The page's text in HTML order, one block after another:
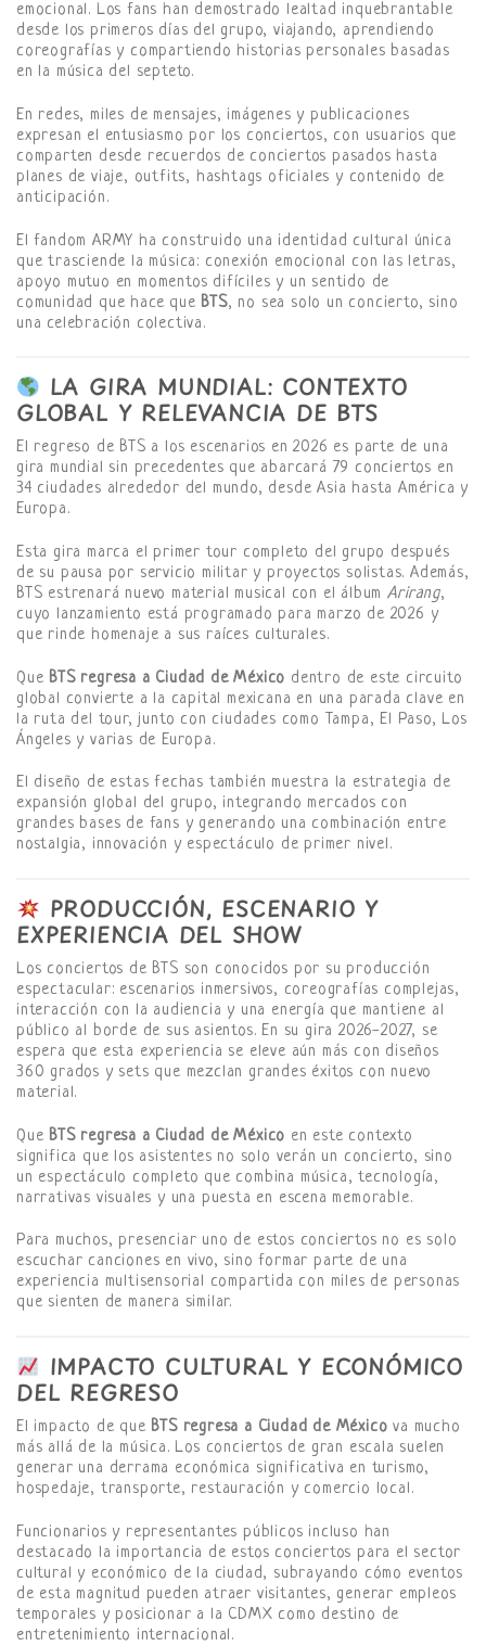
emocional. Los fans han demostrado lealtad inquebrantable
desde los primeros días del grupo, viajando, aprendiendo
coreografías y compartiendo historias personales basadas
en la música del septeto.
En redes, miles de mensajes, imágenes y publicaciones
expresan el entusiasmo por los conciertos, con usuarios que
comparten desde recuerdos de conciertos pasados hasta
planes de viaje, outfits, hashtags oficiales y contenido de
anticipación.
El fandom ARMY ha construido una identidad cultural única
que trasciende la música: conexión emocional con las letras,
apoyo mutuo en momentos difíciles y un sentido de
comunidad que hace que BTS, no sea solo un concierto, sino
una celebración colectiva.
LA GIRA MUNDIAL: CONTEXTO
GLOBAL Y RELEVANCIA DE BTS
El regreso de BTS a los escenarios en 2026 es parte de una
gira mundial sin precedentes que abarcará 79 conciertos en
34 ciudades alrededor del mundo, desde Asia hasta América y
Europa.
Esta gira marca el primer tour completo del grupo después
de su pausa por servicio militar y proyectos solistas. Además,
BTS estrenará nuevo material musical con el álbum Arirang,
cuyo lanzamiento está programado para marzo de 2026 y
que rinde homenaje a sus raíces culturales.
Que BTS regresa a Ciudad de México dentro de este circuito
global convierte a la capital mexicana en una parada clave en
la ruta del tour, junto con ciudades como Tampa, El Paso, Los
Ángeles y varias de Europa.
El diseño de estas fechas también muestra la estrategia de
expansión global del grupo, integrando mercados con
grandes bases de fans y generando una combinación entre
nostalgia, innovación y espectáculo de primer nivel.
PRODUCCIÓN, ESCENARIO Y
EXPERIENCIA DEL SHOW
Los conciertos de BTS son conocidos por su producción
espectacular: escenarios inmersivos, coreografías complejas,
interacción con la audiencia y una energía que mantiene al
público al borde de sus asientos. En su gira 2026-2027, se
espera que esta experiencia se eleve aún más con diseños
360 grados y sets que mezclan grandes éxitos con nuevo
material.
Que BTS regresa a Ciudad de México en este contexto
significa que los asistentes no solo verán un concierto, sino
un espectáculo completo que combina música, tecnología,
narrativas visuales y una puesta en escena memorable.
Para muchos, presenciar uno de estos conciertos no es solo
escuchar canciones en vivo, sino formar parte de una
experiencia multisensorial compartida con miles de personas
que sienten de manera similar.
IMPACTO CULTURAL Y ECONÓMICO
DEL REGRESO
El impacto de que BTS regresa a Ciudad de México va mucho
más allá de la música. Los conciertos de gran escala suelen
generar una derrama económica significativa en turismo,
hospedaje, transporte, restauración y comercio local.
Funcionarios y representantes públicos incluso han
destacado la importancia de estos conciertos para el sector
cultural y económico de la ciudad, subrayando cómo eventos
de esta magnitud pueden atraer visitantes, generar empleos
temporales y posicionar a la CDMX como destino de
entretenimiento internacional.